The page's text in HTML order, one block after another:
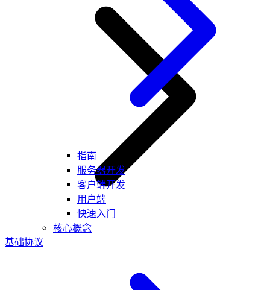
指南
服务器开发
客户端开发
用户端
快速入门
核心概念
基础协议